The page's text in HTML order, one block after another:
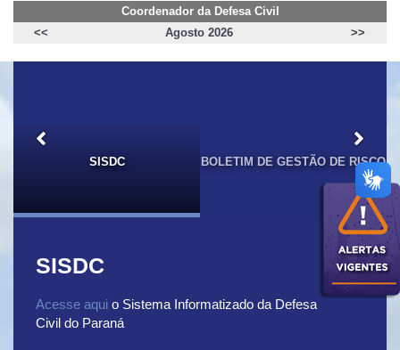
Coordenador da Defesa Civil
<<
Agosto 2026 >>
SISDC BOLETIM DE GESTÃO DE RISCO
SISDC
Acesse aqui o Sistema Informatizado da Defesa
Civil do Paraná